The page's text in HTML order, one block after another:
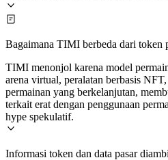
Bagaimana TIMI berbeda dari token
TIMI menonjol karena model
arena virtual, peralatan berbasis
permainan yang berkelanjutan,
terkait erat dengan penggunaan
hype spekulatif.
Informasi token dan data pasar